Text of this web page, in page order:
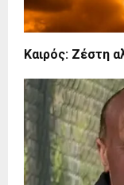
Καιρός: Ζέστη